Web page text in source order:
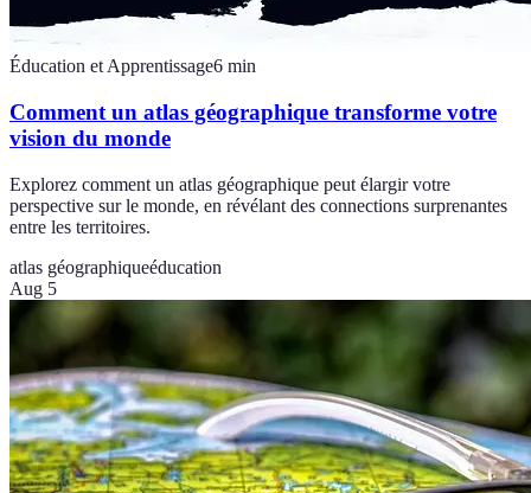
Éducation et Apprentissage6 min
Comment un atlas géographique transforme votre
vision du monde
Explorez comment un atlas géographique peut élargir votre
perspective sur le monde, en révélant des connections surprenantes
entre les territoires.
atlas géographiqueéducation
Aug 5